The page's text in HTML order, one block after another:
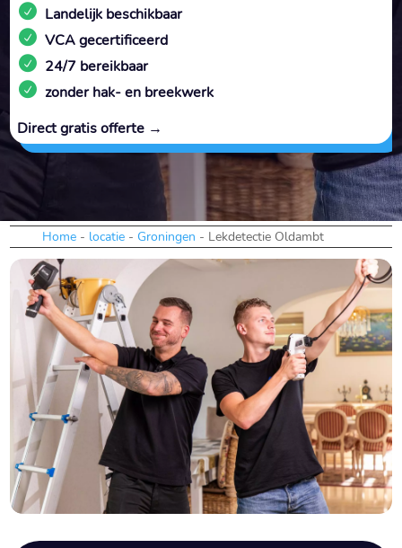
Landelijk beschikbaar
VCA gecertificeerd
24/7 bereikbaar
zonder hak- en breekwerk
Direct gratis offerte →
Home - locatie - Groningen - Lekdetectie Oldambt